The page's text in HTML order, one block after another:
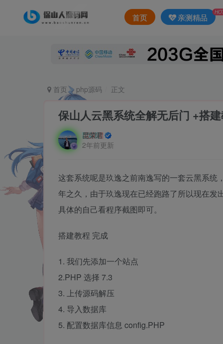
首页 亲测精品
首页 php源码 正文
保山人云黑系统全解无后门 +搭
昆荣君
2年前更新
这套系统呢是玖逸之前南逸写的一套云黑系
年之久，由于玖逸现在已经跑路了所以现在
具体的自己看程序截图即可。
搭建教程 完成
1. 我们先添加一个站点
2.PHP 选择 7.3
3. 上传源码解压
4. 导入数据库
5. 配置数据库信息 config.PHP